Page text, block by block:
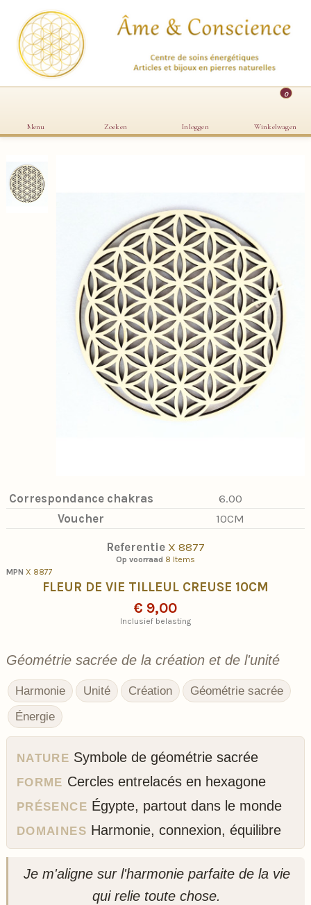
Menu Zoeken Inloggen
0
Winkelwagen
Correspondance chakras
6.00
Voucher
10CM
Referentie X 8877
Op voorraad 8 Items
MPN X 8877
FLEUR DE VIE TILLEUL CREUSE 10CM
€ 9,00
Inclusief belasting
Géométrie sacrée de la création et de l'unité
Harmonie Unité Création
Géométrie sacrée
Énergie
NATURE Symbole de géométrie sacrée
FORME Cercles entrelacés en hexagone
PRÉSENCE Égypte, partout dans le monde
DOMAINES Harmonie, connexion, équilibre
Je m'aligne sur l'harmonie parfaite de la vie
qui relie toute chose.